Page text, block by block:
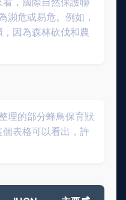
瀕危或易危。例如，
因為森林砍伐和農
理的部分蜂鳥保育狀
表格可以看出，許